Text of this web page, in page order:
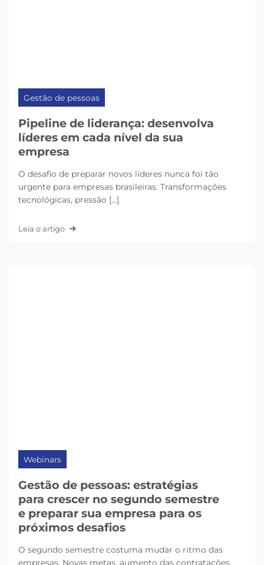
Gestão de pessoas
Pipeline de liderança: desenvolva
líderes em cada nível da sua
empresa
O desafio de preparar novos líderes nunca foi tão
urgente para empresas brasileiras. Transformações
tecnológicas, pressão [...]
Leia o artigo
Webinars
Gestão de pessoas: estratégias
para crescer no segundo semestre
e preparar sua empresa para os
próximos desafios
O segundo semestre costuma mudar o ritmo das
empresas. Novas metas, aumento das contratações,